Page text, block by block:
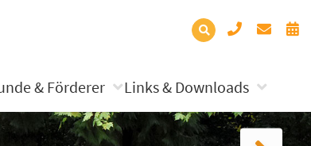
& Förderer Links & Downloads